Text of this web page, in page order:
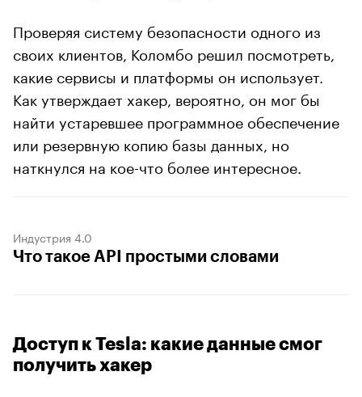
Проверяя систему безопасности одного из
своих клиентов, Коломбо решил посмотреть,
какие сервисы и платформы он использует.
Как утверждает хакер, вероятно, он мог бы
найти устаревшее программное обеспечение
или резервную копию базы данных, но
наткнулся на кое-что более интересное.
Индустрия 4.0
Что такое API простыми словами
Доступ к Tesla: какие данные смог
получить хакер